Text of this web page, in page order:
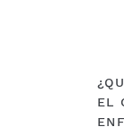
EL